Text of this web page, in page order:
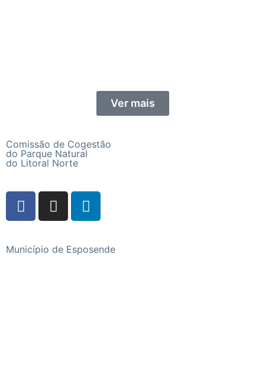
Ver mais
Comissão de Cogestão
do Parque Natural
do Litoral Norte
Município de Esposende